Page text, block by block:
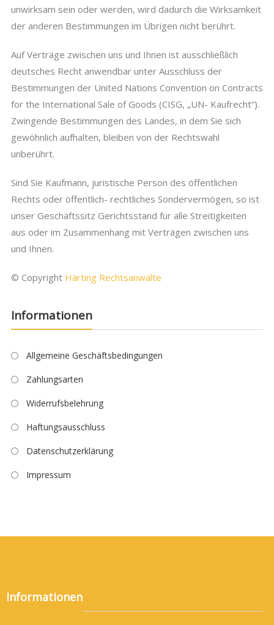
unwirksam sein oder werden, wird dadurch die Wirksamkeit
der anderen Bestimmungen im Übrigen nicht berührt.
Auf Verträge zwischen uns und Ihnen ist ausschließlich
deutsches Recht anwendbar unter Ausschluss der
Bestimmungen der United Nations Convention on Contracts
for the International Sale of Goods (CISG, „UN- Kaufrecht“).
Zwingende Bestimmungen des Landes, in dem Sie sich
gewöhnlich aufhalten, bleiben von der Rechtswahl
unberührt.
Sind Sie Kaufmann, juristische Person des öffentlichen
Rechts oder öffentlich- rechtliches Sondervermögen, so ist
unser Geschäftssitz Gerichtsstand für alle Streitigkeiten
aus oder im Zusammenhang mit Verträgen zwischen uns
und Ihnen.
© Copyright Härting Rechtsanwälte
Informationen
Allgemeine Geschäftsbedingungen
Zahlungsarten
Widerrufsbelehrung
Haftungsausschluss
Datenschutzerklärung
Impressum
Informationen